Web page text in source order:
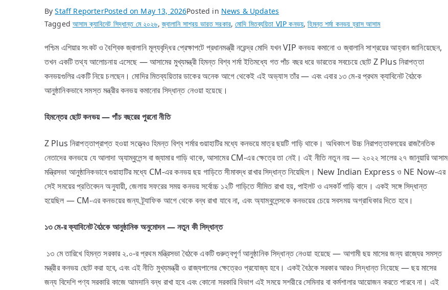
ByStaff ReporterPosted on May 13, 2026Posted in News & Updates
Taggedআসাম ক্যাবিনেট সিদ্ধান্ত মে ২০২৬,জ্বালানি সাশ্রয় ভারত সরকার,মোদি মিতব্যয়িতা VIP কনভয়,হিমন্ত শর্মা কনভয় হ্রাস আসাম
পশ্চিম এশিয়ার সংকট ও বৈশ্বিক জ্বালানি মূল্যবৃদ্ধির প্রেক্ষাপটে প্রধানমন্ত্রী নরেন্দ্র মোদি যখন VIP কনভয় কমানো ও জ্বালানি সাশ্রয়ের আহ্বান জানিয়েছেন,
তখন একটি তথ্য আলোচনায় এসেছে — আসামের মুখ্যমন্ত্রী হিমন্ত বিশ্ব শর্মা ইতিমধ্যে গত পাঁচ বছর ধরে ভারতের সবচেয়ে ছোট Z Plus নিরাপত্তা
কনভয়গুলির একটি নিয়ে চলছেন। মোদির মিতব্যয়িতার ডাকের অনেক আগে থেকেই এই অভ্যাস তাঁর — এবং এবার ১৩ মে-র প্রথম ক্যাবিনেট বৈঠকে
আনুষ্ঠানিকভাবে সমস্ত মন্ত্রীর কনভয় কমানোর সিদ্ধান্ত নেওয়া হয়েছে।
হিমন্তেরছোটকনভয় —পাঁচবছরেরপুরনোনীতি
Z Plus নিরাপত্তাপ্রাপ্ত হওয়া সত্ত্বেও হিমন্ত বিশ্ব শর্মার গুয়াহাটির মধ্যে কনভয়ে মাত্র ছয়টি গাড়ি থাকে। অধিকাংশ উচ্চ নিরাপত্তাবলয়ের রাজনৈতিক
নেতাদের কনভয়ে যে আলাদা অ্যাম্বুলেন্স বা জ্যামার গাড়ি থাকে, আসামের CM-এর ক্ষেত্রে তা নেই। এই নীতি নতুন নয় — ২০২২ সালের ২৭ জানুয়ারি আসাম
মন্ত্রিসভা আনুষ্ঠানিকভাবে গুয়াহাটির মধ্যে CM-এর কনভয় ছয় গাড়িতে সীমাবদ্ধ রাখার সিদ্ধান্ত নিয়েছিল। New Indian Express ও NE Now-এর
সেই সময়ের প্রতিবেদন অনুযায়ী, জেলায় সফরের সময় কনভয় সর্বোচ্চ ১২টি গাড়িতে সীমিত রাখা হয়, পাইলট ও এসকর্ট গাড়ি বাদে। একই সঙ্গে সিদ্ধান্ত
হয়েছিল — CM-এর কনভয়ের জন্য ট্র্যাফিক আগে থেকে বন্ধ রাখা যাবে না, এবং অ্যাম্বুলেন্সকে কনভয়ের চেয়ে সবসময় অগ্রাধিকার দিতে হবে।
১৩মে-রক্যাবিনেটবৈঠকেআনুষ্ঠানিকঅনুমোদন —নতুনকীসিদ্ধান্ত
১৩ মে তারিখে হিমন্ত সরকার ২.০-র প্রথম মন্ত্রিসভা বৈঠকে একটি গুরুত্বপূর্ণ আনুষ্ঠানিক সিদ্ধান্ত নেওয়া হয়েছে — আগামী ছয় মাসের জন্য রাজ্যের সমস্ত
মন্ত্রীর কনভয় ছোট করা হবে, এবং এই নীতি মুখ্যমন্ত্রী ও রাজ্যপালের ক্ষেত্রেও প্রযোজ্য হবে। একই বৈঠকে সরকার আরও সিদ্ধান্ত নিয়েছে — ছয় মাসের
জন্য বিদেশি পণ্য সরকারি কাজে আমদানি বন্ধ রাখা হবে এবং কোনো সরকারি বিভাগ এই সময়ে সশরীরে সেমিনার বা কর্মশালার আয়োজন করতে পারবে না। এই